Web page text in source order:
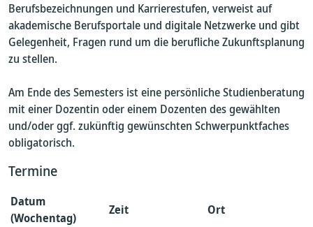
Berufsbezeichnungen und Karrierestufen, verweist auf
akademische Berufsportale und digitale Netzwerke und gibt
Gelegenheit, Fragen rund um die berufliche Zukunftsplanung
zu stellen.
Am Ende des Semesters ist eine persönliche Studienberatung
mit einer Dozentin oder einem Dozenten des gewählten
und/oder ggf. zukünftig gewünschten Schwerpunktfaches
obligatorisch.
Termine
Datum
(Wochentag)
Zeit Ort